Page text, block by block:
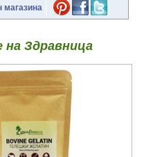
магазина
Здравница